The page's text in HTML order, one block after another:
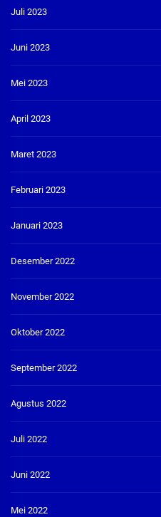
Juli 2023
Juni 2023
Mei 2023
April 2023
Maret 2023
Februari 2023
Januari 2023
Desember 2022
November 2022
Oktober 2022
September 2022
Agustus 2022
Juli 2022
Juni 2022
Mei 2022